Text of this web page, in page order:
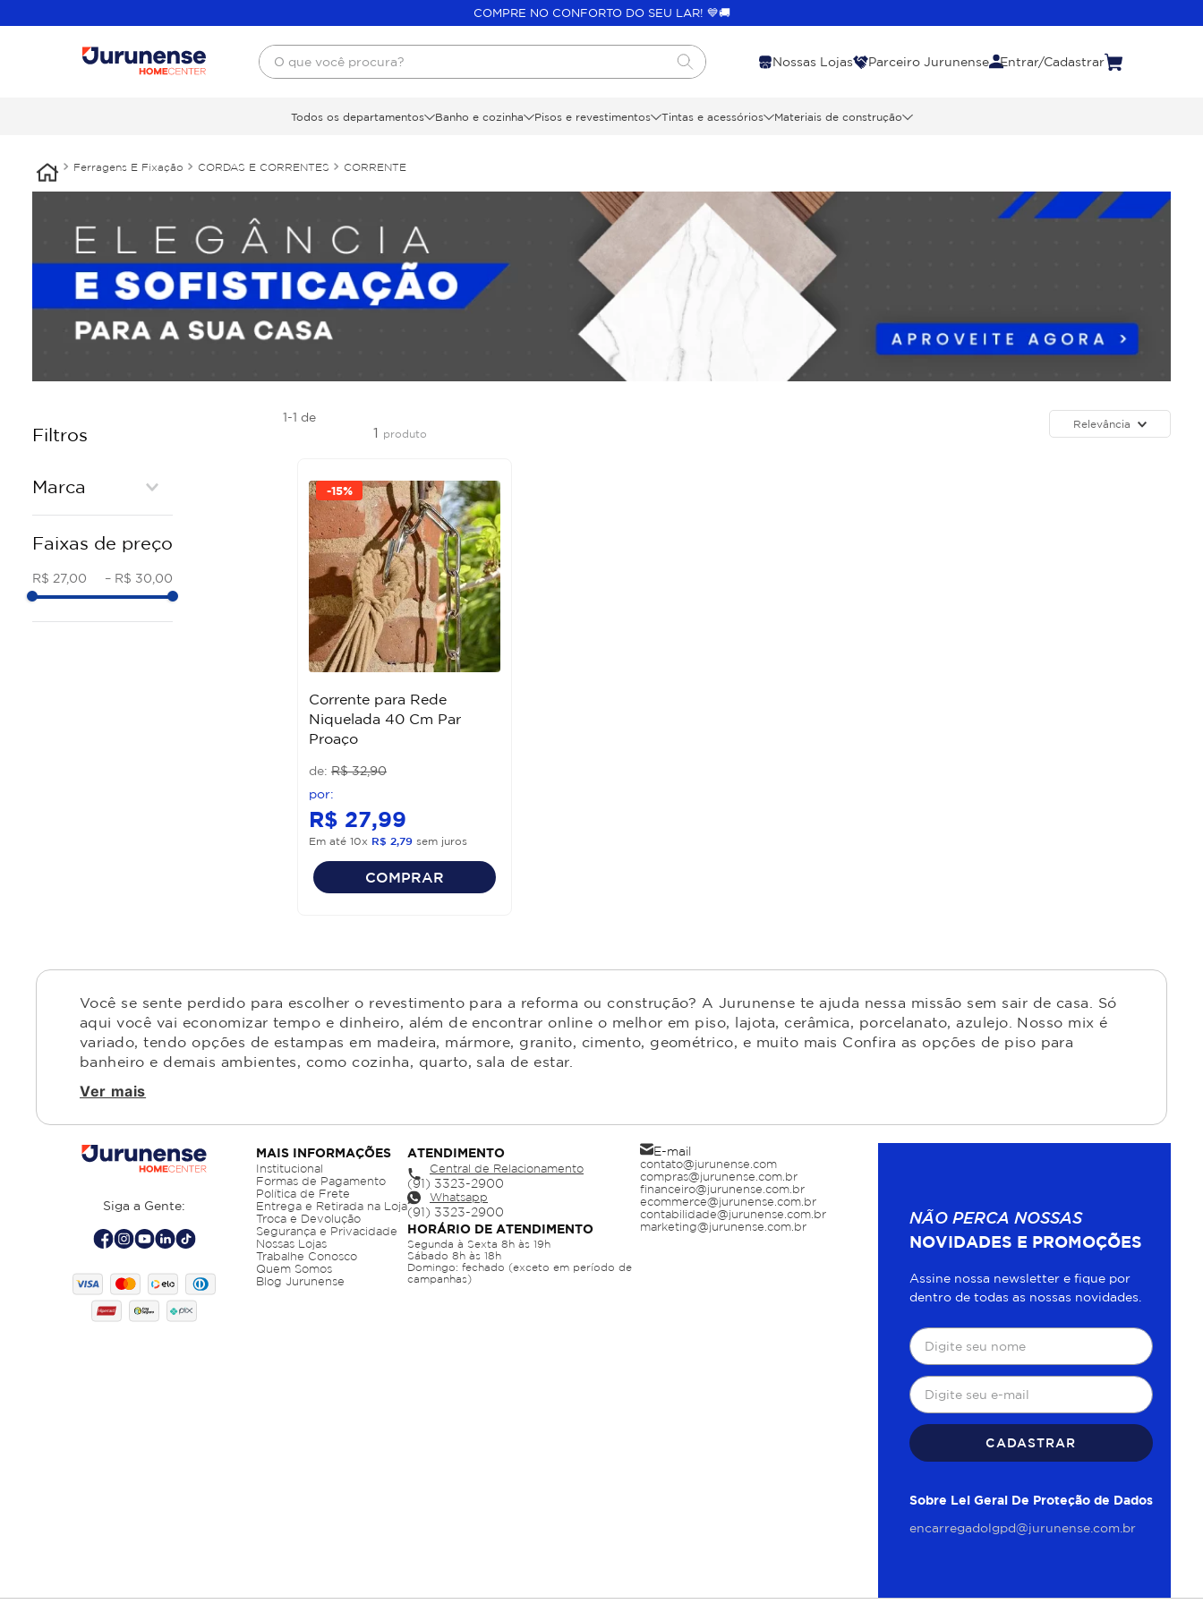
COMPRE NO CONFORTO DO SEU LAR! 💙🚚
O que você procura?
Nossas Lojas Parceiro Jurunense Entrar/Cadastrar
Todos os departamentos Banho e cozinha Pisos e revestimentos Tintas e acessórios Materiais de construção
Ferragens E Fixação CORDAS E CORRENTES CORRENTE
Filtros
Marca
Faixas de preço
R$ 27,00 – R$ 30,00
1-1 de
1 produto
Relevância
-15%
Corrente para Rede
Niquelada 40 Cm Par
Proaço
R$ 32,90
R$ 27,99
Em até 10x R$ 2,79 sem juros
COMPRAR
Você se sente perdido para escolher o revestimento para a reforma ou construção? A Jurunense te ajuda nessa missão sem sair de casa. Só
aqui você vai economizar tempo e dinheiro, além de encontrar online o melhor em piso, lajota, cerâmica, porcelanato, azulejo. Nosso mix é
variado, tendo opções de estampas em madeira, mármore, granito, cimento, geométrico, e muito mais Confira as opções de piso para
banheiro e demais ambientes, como cozinha, quarto, sala de estar.
Ver mais
Siga a Gente:
MAIS INFORMAÇÕES
Institucional
Formas de Pagamento
Política de Frete
Entrega e Retirada na Loja
Troca e Devolução
Segurança e Privacidade
Nossas Lojas
Trabalhe Conosco
Quem Somos
Blog Jurunense
ATENDIMENTO
Central de Relacionamento
Whatsapp
HORÁRIO DE ATENDIMENTO
Segunda à Sexta 8h às 19h
Sábado 8h às 18h
Domingo: fechado (exceto em período de
campanhas)
E-mail
contato@jurunense.com
compras@jurunense.com.br
financeiro@jurunense.com.br
ecommerce@jurunense.com.br
contabilidade@jurunense.com.br
marketing@jurunense.com.br
NÃO PERCA NOSSAS
NOVIDADES E PROMOÇÕES
Assine nossa newsletter e fique por
dentro de todas as nossas novidades.
CADASTRAR
Sobre Lei Geral De Proteção de Dados
encarregadolgpd@jurunense.com.br